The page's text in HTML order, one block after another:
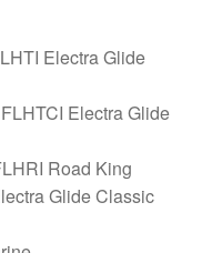
Electra Glide
Electra Glide
Road King
Glide Classic